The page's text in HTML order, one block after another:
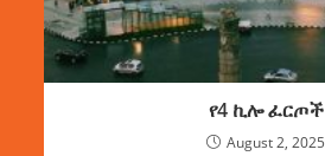
የ4 ኪሎ ፈርጦች
August 2, 2025